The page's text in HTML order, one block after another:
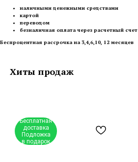
наличными денежными средствами
картой
переводом
безналичная оплата через расчетный счет
Беспроцентная рассрочка на 3,4,6,10, 12 месяцев
Хиты продаж
Бесплатная
доставка
Подложка
в подарок